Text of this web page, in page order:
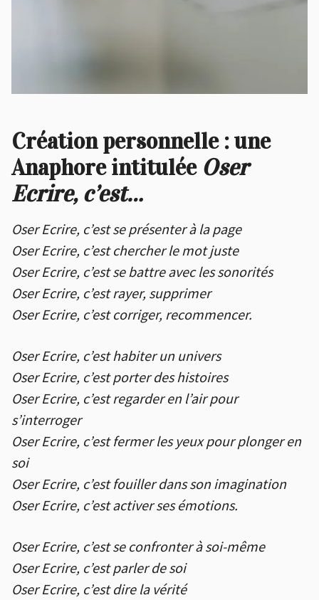
Création personnelle : une
Anaphore intitulée Oser
Ecrire, c’est…
Oser Ecrire, c’est se présenter à la page
Oser Ecrire, c’est chercher le mot juste
Oser Ecrire, c’est se battre avec les sonorités
Oser Ecrire, c’est rayer, supprimer
Oser Ecrire, c’est corriger, recommencer.
Oser Ecrire, c’est habiter un univers
Oser Ecrire, c’est porter des histoires
Oser Ecrire, c’est regarder en l’air pour
s’interroger
Oser Ecrire, c’est fermer les yeux pour plonger en
soi
Oser Ecrire, c’est fouiller dans son imagination
Oser Ecrire, c’est activer ses émotions.
Oser Ecrire, c’est se confronter à soi-même
Oser Ecrire, c’est parler de soi
Oser Ecrire, c’est dire la vérité